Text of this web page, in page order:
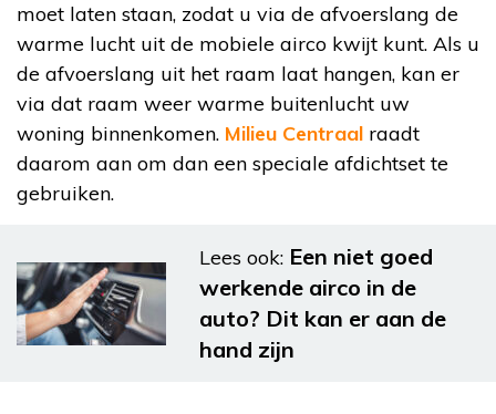
moet laten staan, zodat u via de afvoerslang de
warme lucht uit de mobiele airco kwijt kunt. Als u
de afvoerslang uit het raam laat hangen, kan er
via dat raam weer warme buitenlucht uw
woning binnenkomen. Milieu Centraal raadt
daarom aan om dan een speciale afdichtset te
gebruiken.
Lees ook: Een niet goed
werkende airco in de
auto? Dit kan er aan de
hand zijn